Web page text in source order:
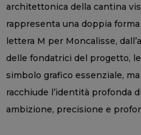
architettonica della cantina
rappresenta una doppia
lettera M per Moncalisse,
delle fondatrici del progetto,
simbolo grafico essenziale,
racchiude l’identità profonda
ambizione, precisione e